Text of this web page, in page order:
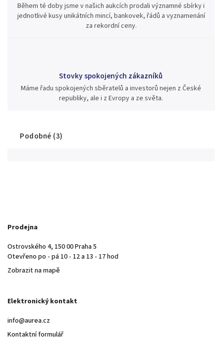
Během té doby jsme v našich aukcích prodali významné sbírky i
jednotlivé kusy unikátních mincí, bankovek, řádů a vyznamenání
za rekordní ceny.
Stovky spokojených zákazníků
Máme řadu spokojených sběratelů a investorů nejen z České
republiky, ale i z Evropy a ze světa.
Podobné (3)
Prodejna
Ostrovského 4, 150 00 Praha 5
Otevřeno po - pá 10 - 12 a 13 - 17 hod
Zobrazit na mapě
Elektronický kontakt
info@aurea.cz
Kontaktní formulář